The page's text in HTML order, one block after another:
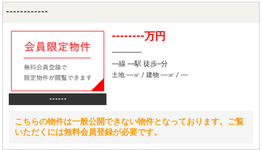
------------
------
--------万円
-----------------
----線 ----駅 徒歩--分
土地:----㎡ / 建物:----㎡ / ----
こちらの物件は一般公開できない物件となっております。ご覧
いただくには無料会員登録が必要です。